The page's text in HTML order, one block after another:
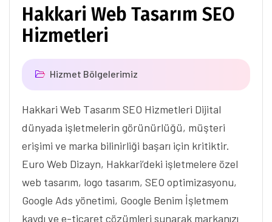
Hakkari Web Tasarım SEO
Hizmetleri
Hizmet Bölgelerimiz
Hakkari Web Tasarım SEO Hizmetleri Dijital
dünyada işletmelerin görünürlüğü, müşteri
erişimi ve marka bilinirliği başarı için kritiktir.
Euro Web Dizayn, Hakkari’deki işletmelere özel
web tasarım, logo tasarım, SEO optimizasyonu,
Google Ads yönetimi, Google Benim İşletmem
kaydı ve e-ticaret çözümleri sunarak markanızı